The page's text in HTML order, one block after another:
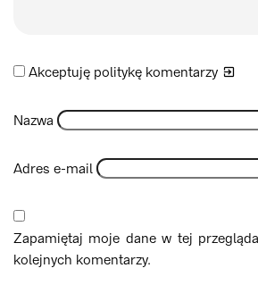
Akceptuję politykę komentarzy
Nazwa
Adres e-mail
Zapamiętaj moje dane w tej
kolejnych komentarzy.